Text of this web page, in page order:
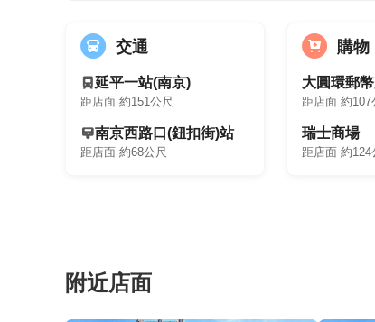
交通
延平一站(南京)
距店面 約151公尺
南京西路口(鈕扣街)站
距店面 約68公尺
購物
大圓環郵
距店面 約107
瑞士商場
距店面 約124
附近店面